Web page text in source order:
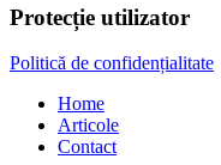
Protecție utilizator
Politică de confidențialitate
Home
Articole
Contact